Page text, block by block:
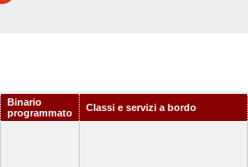
Binario
programmato
Classi e servizi a bordo